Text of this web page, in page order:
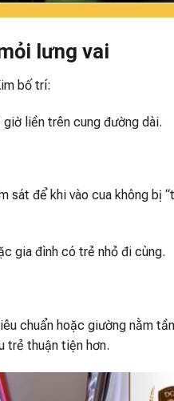
lưng vai
bố trí:
liền trên cung đường dài.
sát để khi vào cua không bị
gia đình có trẻ nhỏ đi cùng.
chuẩn hoặc giường nằm
trẻ thuận tiện hơn.